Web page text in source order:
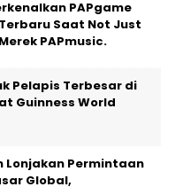
PAPgame
Saat Not Just
PAPmusic.
Pelapis Terbesar di
Guinness World
Lonjakan Permintaan
Global,